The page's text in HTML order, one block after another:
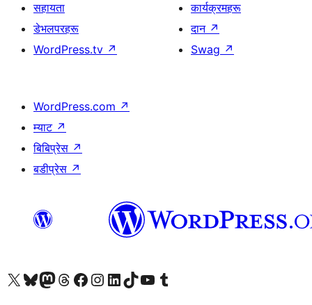
सहायता
डेभलपरहरू
WordPress.tv ↗
कार्यक्रमहरू
दान ↗
Swag ↗
WordPress.com ↗
म्याट ↗
बिबिप्रेस ↗
बडीप्रेस ↗
हाम्रो X (पहिले ट्विटर) खातामा जानुहोस्
हाम्रो Bluesky खाता भ्रमण गर्नुहोस्
हाम्रो म्यास्टोडन खाता भ्रमण गर्नुहोस्
हाम्रो थ्रेड्स खातामा जानुहोस्
हाम्रो फेसबुक पेजमा जानुहोस्
हाम्रो इन्स्टाग्राम खातामा जानुहोस्
हाम्रो लिङ्क्डइन खातामा जानुहोस्
हाम्रो TikTok खाता भ्रमण गर्नुहोस्
हाम्रो युट्युब च्यानलमा जानुहोस्
हाम्रो टम्बलर खाता भ्रमण गर्नुहोस्